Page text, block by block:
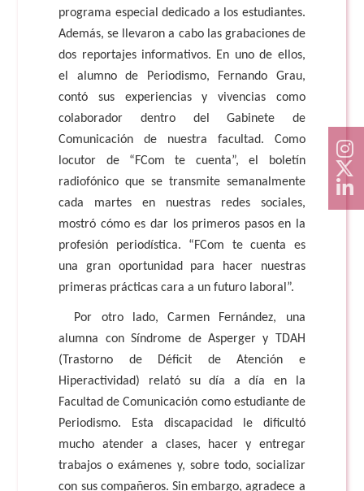
programa especial dedicado a los estudiantes.
Además, se llevaron a cabo las grabaciones de
dos reportajes informativos. En uno de ellos,
el alumno de Periodismo, Fernando Grau,
contó sus experiencias y vivencias como
colaborador dentro del Gabinete de
Comunicación de nuestra facultad. Como
locutor de “FCom te cuenta”, el boletín
radiofónico que se transmite semanalmente
cada martes en nuestras redes sociales,
mostró cómo es dar los primeros pasos en la
profesión periodística. “FCom te cuenta es
una gran oportunidad para hacer nuestras
primeras prácticas cara a un futuro laboral”.
Por otro lado, Carmen Fernández, una
alumna con Síndrome de Asperger y TDAH
(Trastorno de Déficit de Atención e
Hiperactividad) relató su día a día en la
Facultad de Comunicación como estudiante de
Periodismo. Esta discapacidad le dificultó
mucho atender a clases, hacer y entregar
trabajos o exámenes y, sobre todo, socializar
con sus compañeros. Sin embargo, agradece a